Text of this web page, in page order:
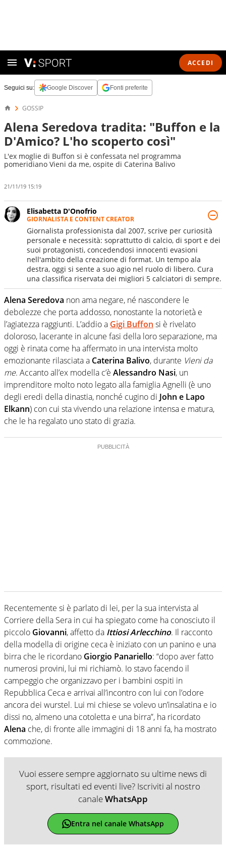
ACCEDI
Seguici su: Google Discover Fonti preferite
GOSSIP
Alena Seredova tradita: "Buffon e la
D'Amico? L'ho scoperto così"
L'ex moglie di Buffon si è confessata nel programma
pomeridiano Vieni da me, ospite di Caterina Balivo
21/11/19 15:19
Elisabetta D'Onofrio
GIORNALISTA E CONTENT CREATOR
Giornalista professionista dal 2007, scrive per curiosità
personale e necessità: soprattutto di calcio, di sport e dei
suoi protagonisti, concedendosi innocenti evasioni
nell'ambito della creazione di format. Un tempo ala
destra, oggi si sente a suo agio nel ruolo di libero. Cura
una classifica riservata dei migliori 5 calciatori di sempre.
Alena Seredova non ama negare, né nascondere le
debolezze che porta addosso, nonostante la notorietà e
l’agiatezza raggiunti. L’addio a Gigi Buffon si è rivelato
doloroso, lacerante in alcune fasi della loro separazione, ma
oggi è rinata come ha affermato in una intervista molto
emozionante rilasciata a Caterina Balivo, durante Vieni da
me. Accanto all’ex modella c’è Alessandro Nasi, un
imprenditore molto noto legato alla famiglia Agnelli (è uno
degli eredi della dinastia, nonché cugino di John e Lapo
Elkann) con cui sta vivendo una relazione intensa e matura,
che le ha regalato uno stato di grazia.
Recentemente si è parlato di lei, per la sua intervista al
Corriere della Sera in cui ha spiegato come ha conosciuto il
piccolo Giovanni, affetto da Ittiosi Arlecchino. Il racconto
della modella di origine ceca è iniziato con un panino e una
birra che le ricordano Giorgio Panariello: “dopo aver fatto
numerosi provini, lui mi richiamò. Io stavo facendo il
campeggio che organizzavo per i bambini ospiti in
Repubblica Ceca e arrivai all’incontro con lui con l’odore
ancora dei wurstel. Lui mi chiese se volevo un’insalatina e io
dissi no, almeno una cotoletta e una birra”, ha ricordato
Alena che, di fronte alle immagini di 18 anni fa, ha mostrato
commozione.
Vuoi essere sempre aggiornato su ultime news di
sport, risultati ed eventi live? Iscriviti al nostro
canaleWhatsApp
Entra nel canale WhatsApp